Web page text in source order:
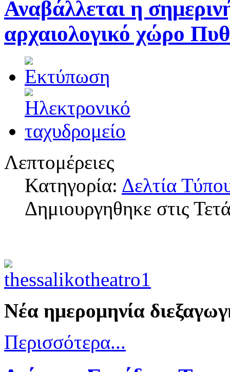
Αναβάλλεται η
αρχαιολογικό χώρο
Λεπτομέρειες
Κατηγορία: Δελτία
Δημιουργηθηκε στις
Νέα ημερομηνία
Περισσότερα...